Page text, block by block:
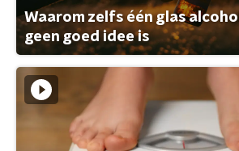
Waarom zelfs één glas
geen goed idee is